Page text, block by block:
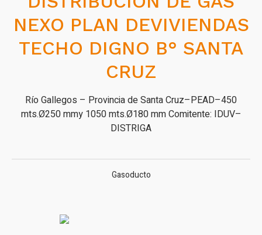
NEXO PLAN DEVIVIENDAS
TECHO DIGNO B° SANTA
CRUZ
Río Gallegos – Provincia de Santa Cruz–PEAD–450
mts.Ø250 mmy 1050 mts.Ø180 mm Comitente: IDUV–
DISTRIGA
Gasoducto